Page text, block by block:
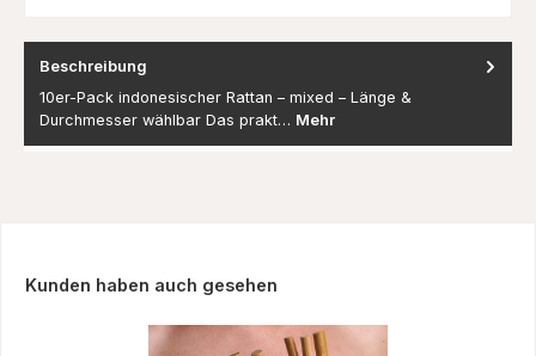
Beschreibung
10er-Pack indonesischer Rattan – mixed – Länge &
Durchmesser wählbar Das prakt… Mehr
Produktgalerie überspringen
Kunden haben auch gesehen